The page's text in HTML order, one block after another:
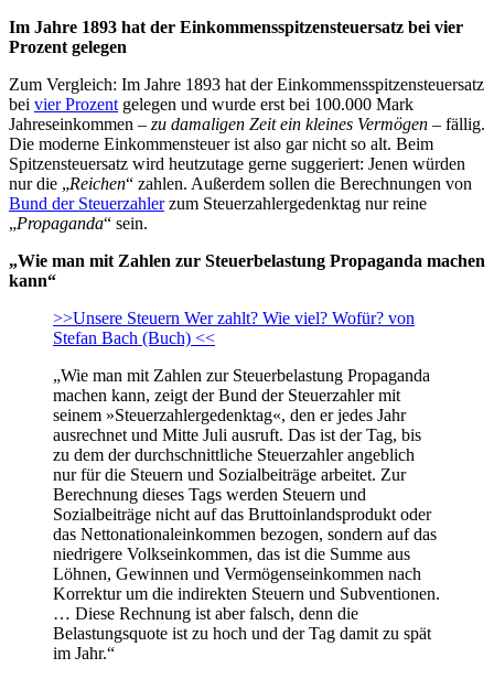
Im Jahre 1893 hat der Einkommensspitzensteuersatz bei vier
Prozent gelegen
Zum Vergleich: Im Jahre 1893 hat der Einkommensspitzensteuersatz
bei vier Prozent gelegen und wurde erst bei 100.000 Mark
Jahreseinkommen – zu damaligen Zeit ein kleines Vermögen – fällig.
Die moderne Einkommensteuer ist also gar nicht so alt. Beim
Spitzensteuersatz wird heutzutage gerne suggeriert: Jenen würden
nur die „Reichen“ zahlen. Außerdem sollen die Berechnungen von
Bund der Steuerzahlerzum Steuerzahlergedenktag nur reine
„Propaganda“ sein.
„Wie man mit Zahlen zur Steuerbelastung Propaganda machen
kann“
>>Unsere Steuern Wer zahlt? Wie viel? Wofür? von
Stefan Bach (Buch) <<
„Wie man mit Zahlen zur Steuerbelastung Propaganda
machen kann, zeigt der Bund der Steuerzahler mit
seinem »Steuerzahlergedenktag«, den er jedes Jahr
ausrechnet und Mitte Juli ausruft. Das ist der Tag, bis
zu dem der durchschnittliche Steuerzahler angeblich
nur für die Steuern und Sozialbeiträge arbeitet. Zur
Berechnung dieses Tags werden Steuern und
Sozialbeiträge nicht auf das Bruttoinlandsprodukt oder
das Nettonationaleinkommen bezogen, sondern auf das
niedrigere Volkseinkommen, das ist die Summe aus
Löhnen, Gewinnen und Vermögenseinkommen nach
Korrektur um die indirekten Steuern und Subventionen.
… Diese Rechnung ist aber falsch, denn die
Belastungsquote ist zu hoch und der Tag damit zu spät
im Jahr.“